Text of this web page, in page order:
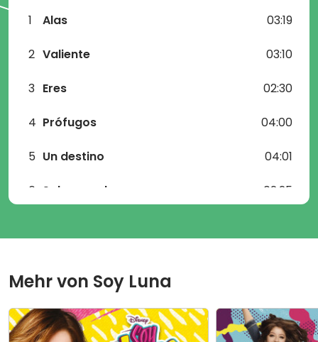
1 Alas 03:19
2 Valiente 03:10
3 Eres 02:30
4 Prófugos 04:00
5 Un destino 04:01
6 Sobre ruedas 02:25
9 I´d be crazy
10 Siento 04:09
Mehr von Soy Luna